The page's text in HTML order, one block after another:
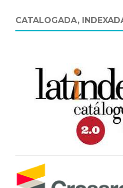
CATALOGADA,